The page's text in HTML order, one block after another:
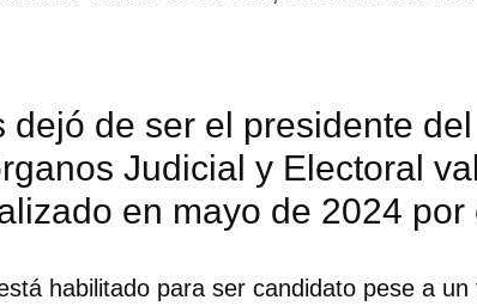
dejó de ser el presidente
Judicial y Electoral
en mayo de 2024 por
habilitado para ser candidato pese a un